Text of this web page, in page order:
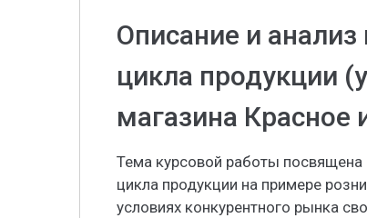
Описание и
цикла продукции
магазина Красное
Тема курсовой работы
цикла продукции на примере
условиях конкурентного рынка